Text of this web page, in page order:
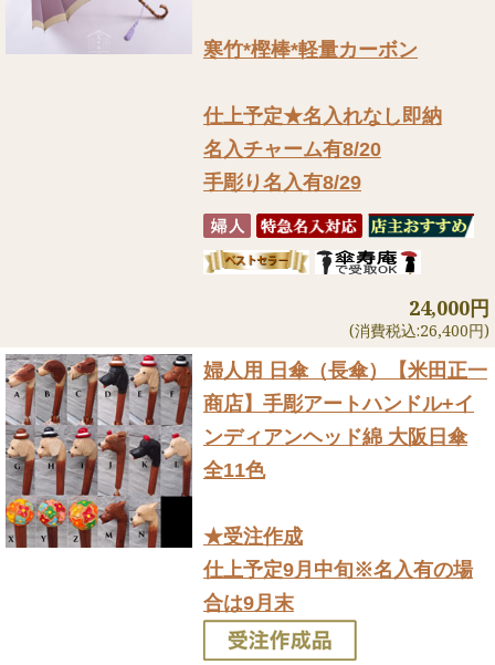
寒竹*樫棒*軽量カーボン
仕上予定★名入れなし即納
名入チャーム有8/20
手彫り名入有8/29
24,000円
(消費税込:26,400円)
婦人用 日傘（長傘）
【米田正一
商店】手彫アートハンドル+イ
ンディアンヘッド綿 大阪日傘
全11色
★受注作成
仕上予定9月中旬※名入有の場
合は9月末